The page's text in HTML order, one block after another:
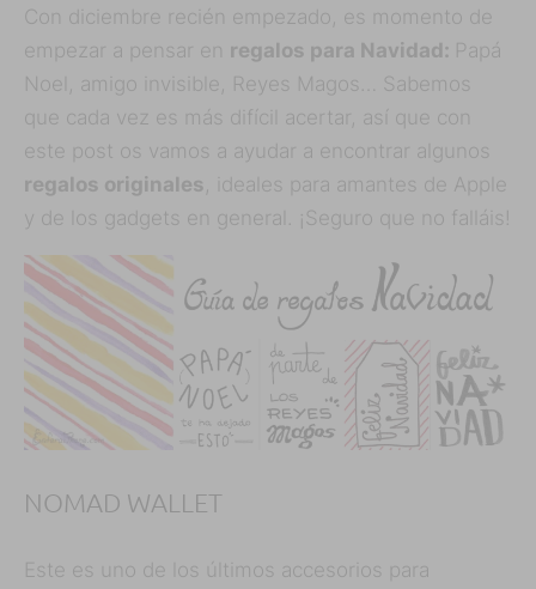
Con diciembre recién empezado, es momento de
empezar a pensar en regalos para Navidad: Papá
Noel, amigo invisible, Reyes Magos… Sabemos
que cada vez es más difícil acertar, así que con
este post os vamos a ayudar a encontrar algunos
regalos originales , ideales para amantes de Apple
y de los gadgets en general. ¡Seguro que no falláis!
NOMAD WALLET
Este es uno de los últimos accesorios para